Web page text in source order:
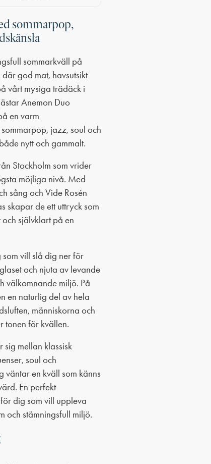
sommarpop,
sommarkväll på
god mat, havsutsikt
vårt mysiga trädäck i
Anemon Duo
en varm
jazz, soul och
nytt och gammalt.
Stockholm som vrider
möjliga nivå. Med
sång och Vide Rosén
skapar de ett uttryck som
självklart på en
vill slå dig ner för
och njuta av levande
välkomnande miljö. På
en naturlig del av hela
människorna och
tonen för kvällen.
mellan klassisk
soul och
väntar en kväll som känns
En perfekt
dig som vill uppleva
och stämningsfull miljö.